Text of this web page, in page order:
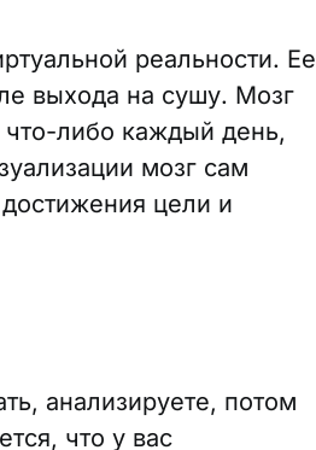
реальности. Ее
выхода на сушу. Мозг
что-либо каждый день,
мозг сам
цели и
анализируете, потом
что у вас